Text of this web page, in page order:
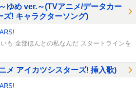
ゆめ ver.～(TVアニメ/データカー
ズ! キャラクターソング)
も 全部ほんとの私なんだ スタートラインを
メ アイカツシスターズ! 挿入歌)